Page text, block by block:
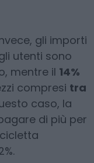
gli importi
utenti sono
mentre il 14%
compresi tra
caso, la
di più per